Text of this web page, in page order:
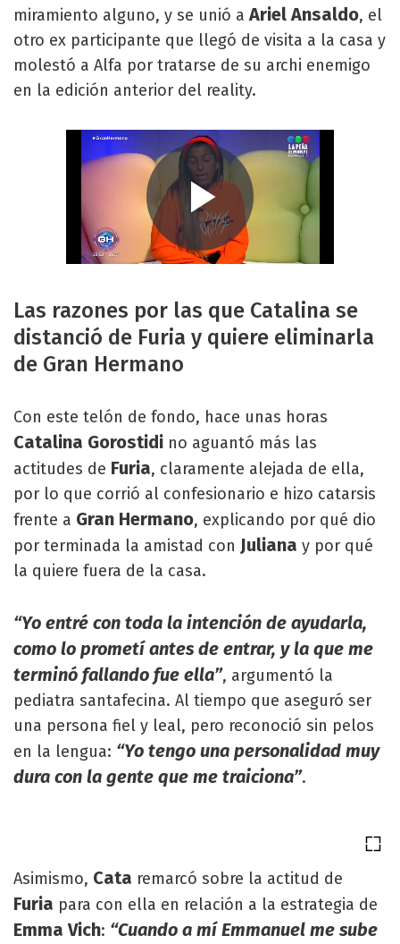
miramiento alguno, y se unió aAriel Ansaldo, el
otro ex participante que llegó de visita a la casa y
molestó a Alfa por tratarse de su archi enemigo
en la edición anterior del reality.
Las razones por las que Catalina se
distanció de Furia y quiere eliminarla
de Gran Hermano
Con este telón de fondo, hace unas horas
Catalina Gorostidi no aguantó más las
actitudes de Furia, claramente alejada de ella,
por lo que corrió al confesionario e hizo catarsis
frente a Gran Hermano, explicando por qué dio
por terminada la amistad con Juliana y por qué
la quiere fuera de la casa.
“Yo entré con toda la intención de ayudarla,
como lo prometí antes de entrar, y la que me
terminó fallando fue ella”, argumentó la
pediatra santafecina. Al tiempo que aseguró ser
una persona fiel y leal, pero reconoció sin pelos
en la lengua: “Yo tengo una personalidad muy
dura con la gente que me traiciona”.
Asimismo, Cata remarcó sobre la actitud de
Furia para con ella en relación a la estrategia de
Emma Vich: “Cuando a mí Emmanuel me sube